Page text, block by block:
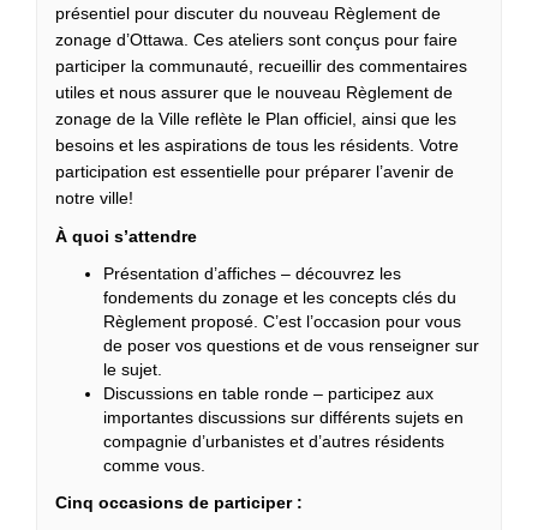
présentiel pour discuter du nouveau Règlement de
zonage d’Ottawa. Ces ateliers sont conçus pour faire
participer la communauté, recueillir des commentaires
utiles et nous assurer que le nouveau Règlement de
zonage de la Ville reflète le Plan officiel, ainsi que les
besoins et les aspirations de tous les résidents. Votre
participation est essentielle pour préparer l’avenir de
notre ville!
À quoi s’attendre
Présentation d’affiches – découvrez les
fondements du zonage et les concepts clés du
Règlement proposé. C’est l’occasion pour vous
de poser vos questions et de vous renseigner sur
le sujet.
Discussions en table ronde – participez aux
importantes discussions sur différents sujets en
compagnie d’urbanistes et d’autres résidents
comme vous.
Cinq occasions de participer :